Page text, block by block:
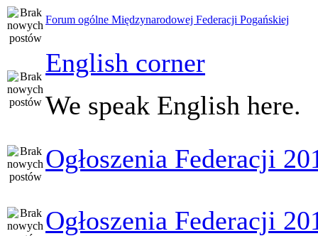
Forum ogólne Międzynarodowej Federacji Pogańskiej
English corner
We speak English here.
Ogłoszenia Federacji
Ogłoszenia Federacji